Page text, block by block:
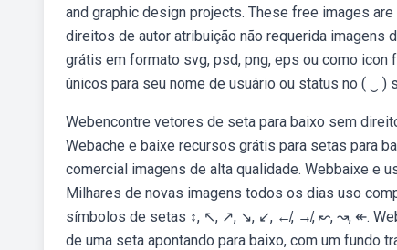
and graphic design projects. These free images
direitos de autor atribuição não requerida
grátis em formato svg, psd, png, eps ou como
únicos para seu nome de usuário ou status no ( ‿ )
Webencontre vetores de seta para baixo sem
Webache e baixe recursos grátis para setas para
comercial imagens de alta qualidade. Webbaixe e
Milhares de novas imagens todos os dias uso
símbolos de setas ↕, ↖, ↗, ↘, ↙, ↚, ↛, ↜, ↝, ↞.
de uma seta apontando para baixo, com um fundo